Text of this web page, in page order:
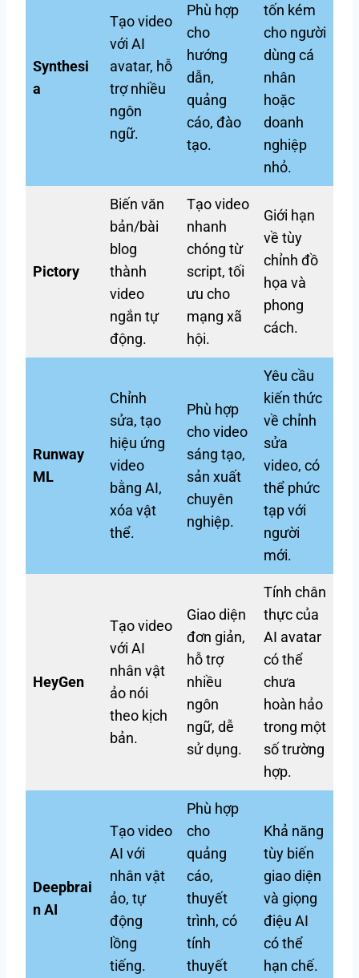
Synthesi
a
Tạo video
với AI
avatar, hỗ
trợ nhiều
ngôn
ngữ.
Phù hợp
cho
hướng
dẫn,
quảng
cáo, đào
tạo.
tốn kém
cho người
dùng cá
nhân
hoặc
doanh
nghiệp
nhỏ.
Pictory
Biến văn
bản/bài
blog
thành
video
ngắn tự
động.
Tạo video
nhanh
chóng từ
script, tối
ưu cho
mạng xã
hội.
Giới hạn
về tùy
chỉnh đồ
họa và
phong
cách.
Runway
ML
Chỉnh
sửa, tạo
hiệu ứng
video
bằng AI,
xóa vật
thể.
Phù hợp
cho video
sáng tạo,
sản xuất
chuyên
nghiệp.
Yêu cầu
kiến thức
về chỉnh
sửa
video, có
thể phức
tạp với
người
mới.
HeyGen
Tạo video
với AI
nhân vật
ảo nói
theo kịch
bản.
Giao diện
đơn giản,
hỗ trợ
nhiều
ngôn
ngữ, dễ
sử dụng.
Tính chân
thực của
AI avatar
có thể
chưa
hoàn hảo
trong một
số trường
hợp.
Deepbrai
n AI
Tạo video
AI với
nhân vật
ảo, tự
động
lồng
tiếng.
Phù hợp
cho
quảng
cáo,
thuyết
trình, có
tính
thuyết
Khả năng
tùy biến
giao diện
và giọng
điệu AI
có thể
hạn chế.